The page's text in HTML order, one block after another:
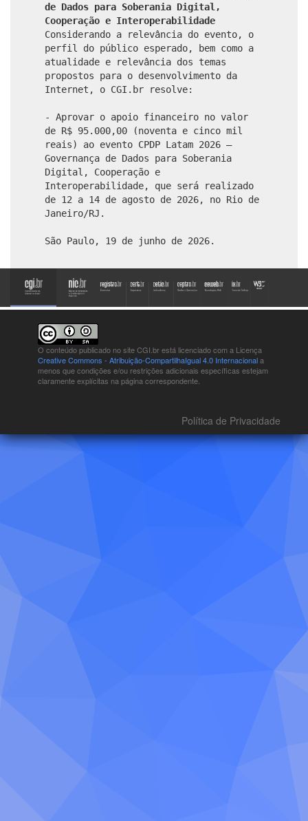
de Dados para Soberania Digital,
Cooperação e Interoperabilidade
Considerando a relevância do evento, o
perfil do público esperado, bem como a
atualidade e relevância dos temas
propostos para o desenvolvimento da
Internet, o CGI.br resolve:
- Aprovar o apoio financeiro no valor
de R$ 95.000,00 (noventa e cinco mil
reais) ao evento CPDP Latam 2026 –
Governança de Dados para Soberania
Digital, Cooperação e
Interoperabilidade, que será realizado
de 12 a 14 de agosto de 2026, no Rio de
Janeiro/RJ.
São Paulo, 19 de junho de 2026.
O conteúdo publicado no site CGI.br está licenciado com a Licença
Creative Commons - Atribuição-CompartilhaIgual 4.0 Internacionala
menos que condições e/ou restrições adicionais específicas estejam
claramente explícitas na página correspondente.
Política de Privacidade